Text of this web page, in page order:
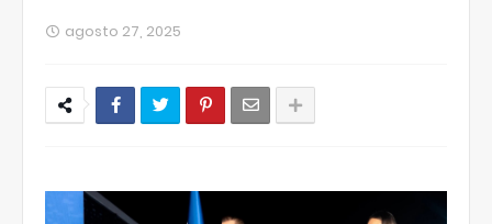
agosto 27, 2025